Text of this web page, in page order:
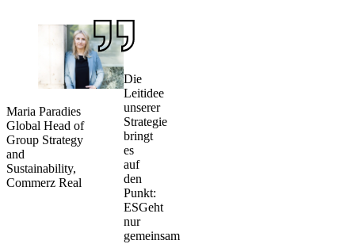
Maria Paradies
Global Head of
Group Strategy
and
Sustainability,
Commerz Real
Die
Leitidee
unserer
Strategie
bringt
es
auf
den
Punkt:
ESGeht
nur
gemeinsam